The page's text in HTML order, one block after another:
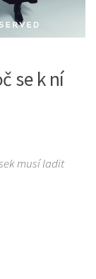
se k ní
musí ladit